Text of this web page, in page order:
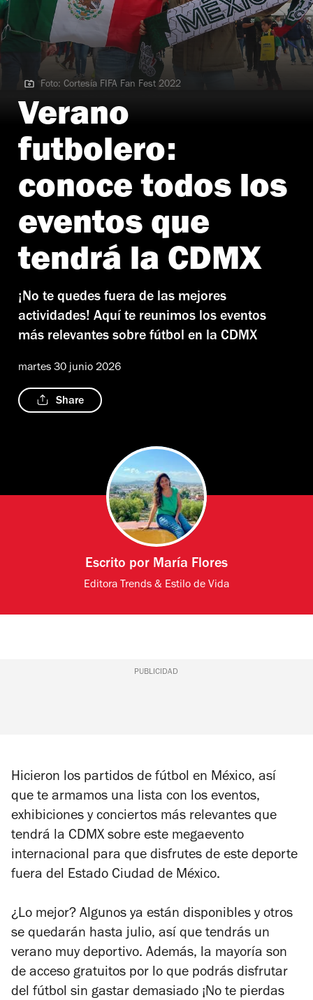
Foto: Cortesía FIFA Fan Fest 2022
Foto: Cortesía FIFA Fan Fest 2022
Verano
futbolero:
conoce todos los
eventos que
tendrá la CDMX
¡No te quedes fuera de las mejores
actividades! Aquí te reunimos los eventos
más relevantes sobre fútbol en la CDMX
martes 30 junio 2026
Share
Escrito por María Flores
Editora Trends & Estilo de Vida
PUBLICIDAD
Hicieron los partidos de fútbol en México, así
que te armamos una lista con los eventos,
exhibiciones y conciertos más relevantes que
tendrá la CDMX sobre este megaevento
internacional para que disfrutes de este deporte
fuera del Estado Ciudad de México.
¿Lo mejor? Algunos ya están disponibles y otros
se quedarán hasta julio, así que tendrás un
verano muy deportivo. Además, la mayoría son
de acceso gratuitos por lo que podrás disfrutar
del fútbol sin gastar demasiado ¡No te pierdas